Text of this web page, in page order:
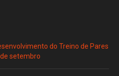
do Treino de Pares
setembro